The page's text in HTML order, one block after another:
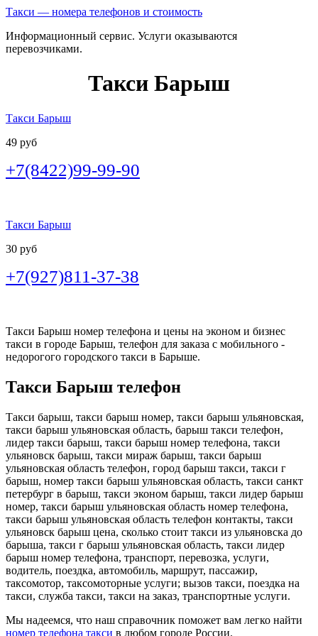
Такси — номера телефонов и стоимость
Информационный сервис. Услуги оказываются
перевозчиками.
Такси Барыш
Такси Барыш
49 руб
+7(8422)99-99-90
Такси Барыш
30 руб
+7(927)811-37-38
Такси Барыш номер телефона и цены на эконом и бизнес
такси в городе Барыш, телефон для заказа с мобильного -
недорогого городского такси в Барыше.
Такси Барыш телефон
Такси барыш, такси барыш номер, такси барыш ульяновская,
такси барыш ульяновская область, барыш такси телефон,
лидер такси барыш, такси барыш номер телефона, такси
ульяновск барыш, такси мираж барыш, такси барыш
ульяновская область телефон, город барыш такси, такси г
барыш, номер такси барыш ульяновская область, такси санкт
петербург в барыш, такси эконом барыш, такси лидер барыш
номер, такси барыш ульяновская область номер телефона,
такси барыш ульяновская область телефон контакты, такси
ульяновск барыш цена, сколько стоит такси из ульяновска до
барыша, такси г барыш ульяновская область, такси лидер
барыш номер телефона, транспорт, перевозка, услуги,
водитель, поездка, автомобиль, маршрут, пассажир,
таксомотор, таксомоторные услуги; вызов такси, поездка на
такси, служба такси, такси на заказ, транспортные услуги.
Мы надеемся, что наш справочник поможет вам легко найти
номер телефона такси в любом городе России.